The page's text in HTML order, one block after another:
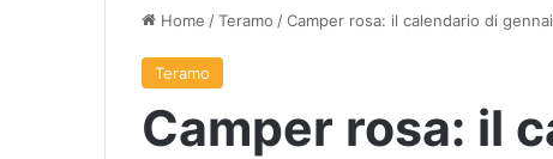
Home /Teramo /Camper rosa: il calendario di
Teramo
Camper rosa: il